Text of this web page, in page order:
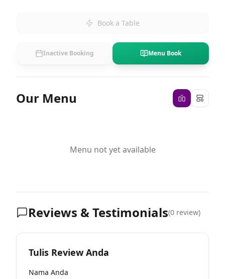
Book a Table
Inactive Booking Menu Book
Our Menu
Menu not yet available
Reviews & Testimonials(0 review)
Tulis Review Anda
Nama Anda